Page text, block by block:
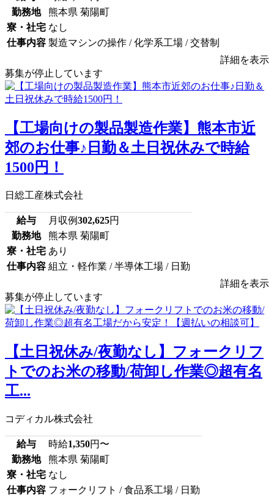
勤務地
熊本県 菊陽町
寮・社宅 なし
仕事内容 製造マシンの操作 / 化学系工場 / 交替制
詳細を表示
募集が停止しています
【工場向けの製品製造作業】熊本市近
郊のお仕事♪日勤＆土日祝休みで時給
1500円！
日総工産株式会社
給与 月収例302,625円
勤務地
熊本県 菊陽町
寮・社宅 あり
仕事内容 組立・軽作業 / 半導体工場 / 日勤
詳細を表示
募集が停止しています
【土日祝休み/夜勤なし】フォークリフ
トでのお米の移動/荷卸し作業◎超有名
工...
コディカル株式会社
給与 時給1,350円〜
勤務地
熊本県 菊陽町
寮・社宅 なし
仕事内容 フォークリフト / 食品系工場 / 日勤